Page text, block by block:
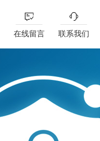
在线留言 联系我们